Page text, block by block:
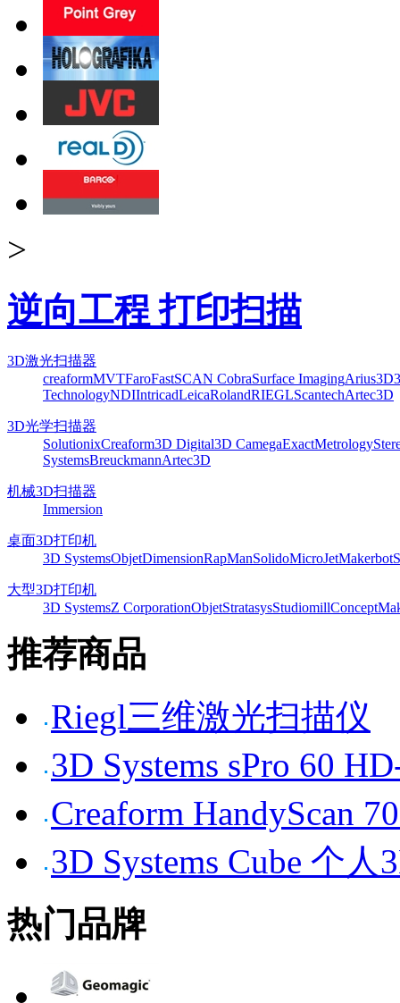
>
逆向工程 打印扫描
3D激光扫描器
creaformMVTFaroFastSCAN CobraSurface ImagingArius3D
TechnologyNDIIntricadLeicaRolandRIEGLScantechArtec3D
3D光学扫描器
SolutionixCreaform3D Digital3D CamegaExactMetrology
SystemsBreuckmannArtec3D
机械3D扫描器
Immersion
桌面3D打印机
3D SystemsObjetDimensionRapManSolidoMicroJetMakerbot
大型3D打印机
3D SystemsZ CorporationObjetStratasysStudiomillConcept
推荐商品
Riegl三维激光扫描仪
3D Systems sPro 60
Creaform HandyScan
3D Systems Cube 个人
热门品牌